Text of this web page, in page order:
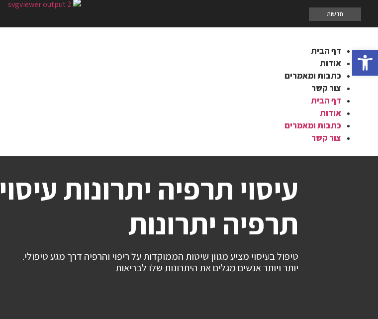
חדשות
דף הבית
אודות
כתבות ומאמרים
צור קשר
דף הבית
אודות
כתבות ומאמרים
צור קשר
עיסוי תרפיה יתרונות עיסוי
תרפיה יתרונות
טיפול בעיסוי מציע מגוון שיטות הממוקדות על ריפוי והרפיה דרך מגע טיפולי.
יותר ויותר אנשים מגלים את היתרונות שלו לבריאות
פתח סרגל נגישות